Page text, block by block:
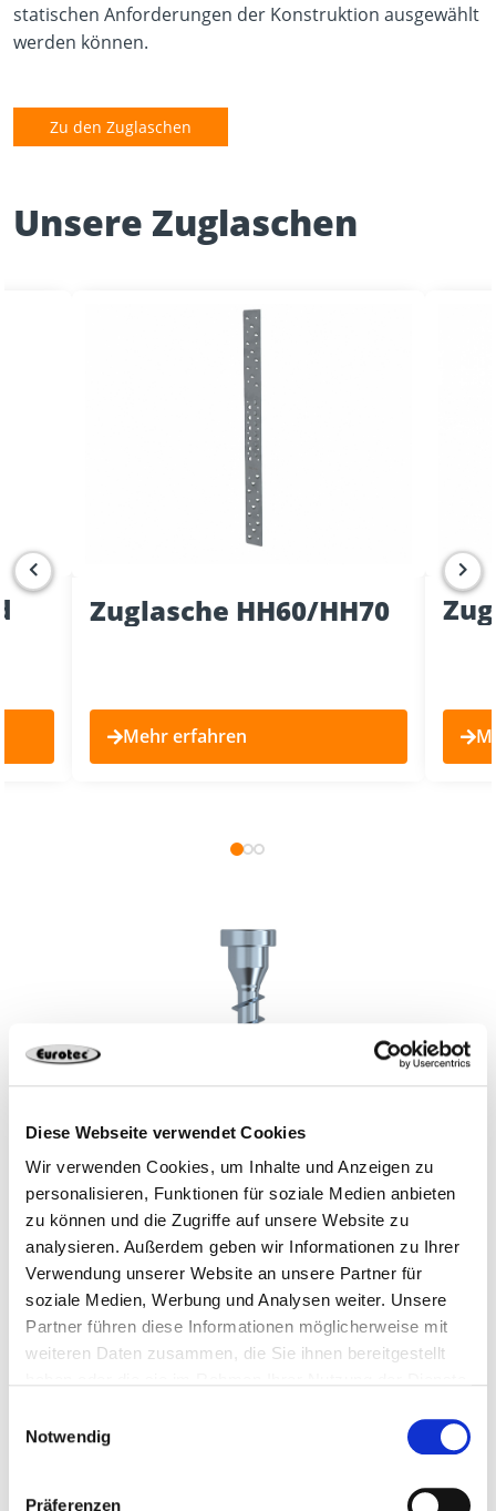
Diese Webseite verwendet Cookies
Wir verwenden Cookies, um Inhalte und Anzeigen zu
personalisieren, Funktionen für soziale Medien anbieten
zu können und die Zugriffe auf unsere Website zu
analysieren. Außerdem geben wir Informationen zu Ihrer
Verwendung unserer Website an unsere Partner für
soziale Medien, Werbung und Analysen weiter. Unsere
Partner führen diese Informationen möglicherweise mit
weiteren Daten zusammen, die Sie ihnen bereitgestellt
Notwendig
Präferenzen
statischen Anforderungen der Konstruktion ausgewählt
werden können.
Zu den Zuglaschen
Unsere Zuglaschen
Zuglasche HH60/HH70
Mehr erfahren
Das leistungsstarke Duo von
Eurotec:
Strong und Zuglasche
HighLoad im Einsatz